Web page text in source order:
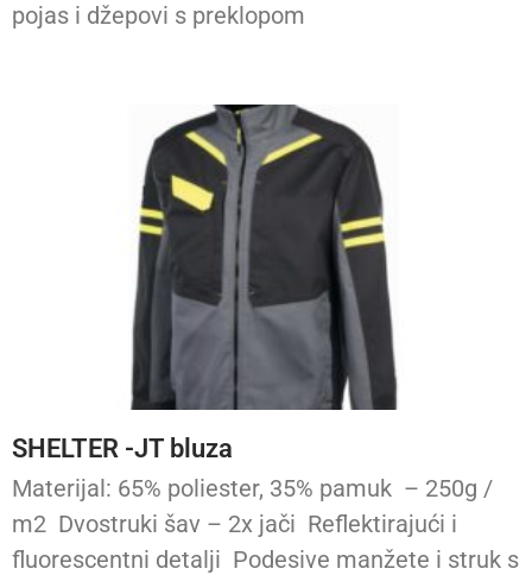
pojas i džepovi s preklopom
SHELTER -JT bluza
Materijal: 65% poliester, 35% pamuk – 250g /
m2 Dvostruki šav – 2x jači Reflektirajući i
fluorescentni detalji Podesive manžete i struk s